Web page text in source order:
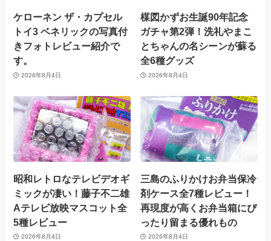
ケローネン ザ・カプセル
トイ3 ベネリックの写真付
きフォトレビュー紹介で
す。
2026年8月4日
楳図かずお生誕90年記念
ガチャ第2弾！洗礼やまこ
とちゃんの名シーンが蘇る
全6種グッズ
2026年8月4日
昭和レトロなテレビデオギ
ミックが凄い！藤子不二雄
Aテレビ放映マスコット全
5種レビュー
2026年8月4日
三島のふりかけお弁当保冷
剤ケース全7種レビュー！
再現度が高くお弁当箱にぴ
ったり留まる優れもの
2026年8月4日